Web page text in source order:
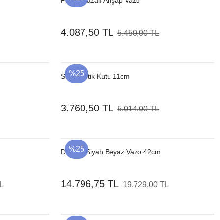
4.087,50 TL 5.450,00 TL
%25
Siyah Antik Kutu 11cm
3.760,50 TL 5.014,00 TL
%25
Desenli Siyah Beyaz Vazo 42cm
14.796,75 TL 19.729,00 TL